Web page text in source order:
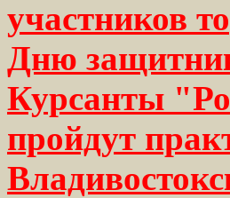
участников
Дню
Курсанты
пройдут